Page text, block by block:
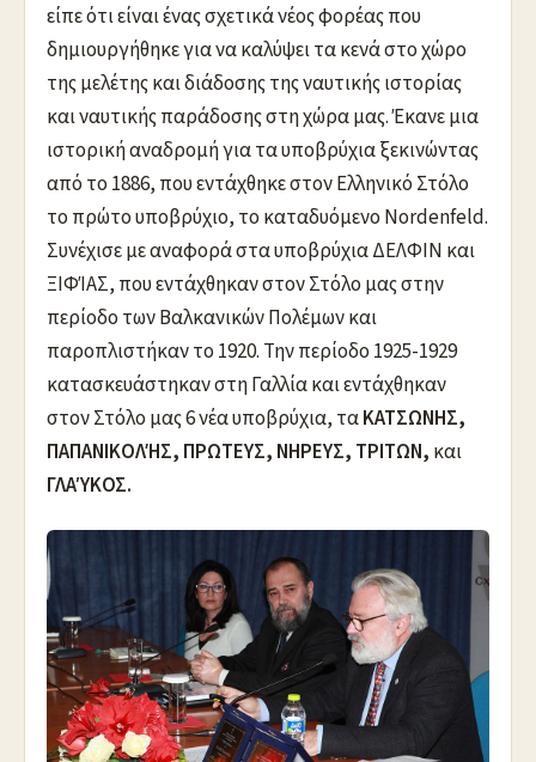
είπε ότι είναι ένας σχετικά νέος φορέας που
δημιουργήθηκε για να καλύψει τα κενά στο χώρο
της μελέτης και διάδοσης της ναυτικής ιστορίας
και ναυτικής παράδοσης στη χώρα μας. Έκανε μια
ιστορική αναδρομή για τα υποβρύχια ξεκινώντας
από το 1886, που εντάχθηκε στον Ελληνικό Στόλο
το πρώτο υποβρύχιο, το καταδυόμενο Νοrdenfeld.
Συνέχισε με αναφορά στα υποβρύχια ΔΕΛΦΙΝ και
ΞΙΦΊΑΣ, που εντάχθηκαν στον Στόλο μας στην
περίοδο των Βαλκανικών Πολέμων και
παροπλιστήκαν το 1920. Την περίοδο 1925-1929
κατασκευάστηκαν στη Γαλλία και εντάχθηκαν
στον Στόλο μας 6 νέα υποβρύχια, ταΚΑΤΣΩΝΗΣ,
ΠΑΠΑΝΙΚΟΛΉΣ, ΠΡΩΤΕΥΣ, ΝΗΡΕΥΣ, ΤΡΙΤΩΝ, και
ΓΛΑΎΚΟΣ.